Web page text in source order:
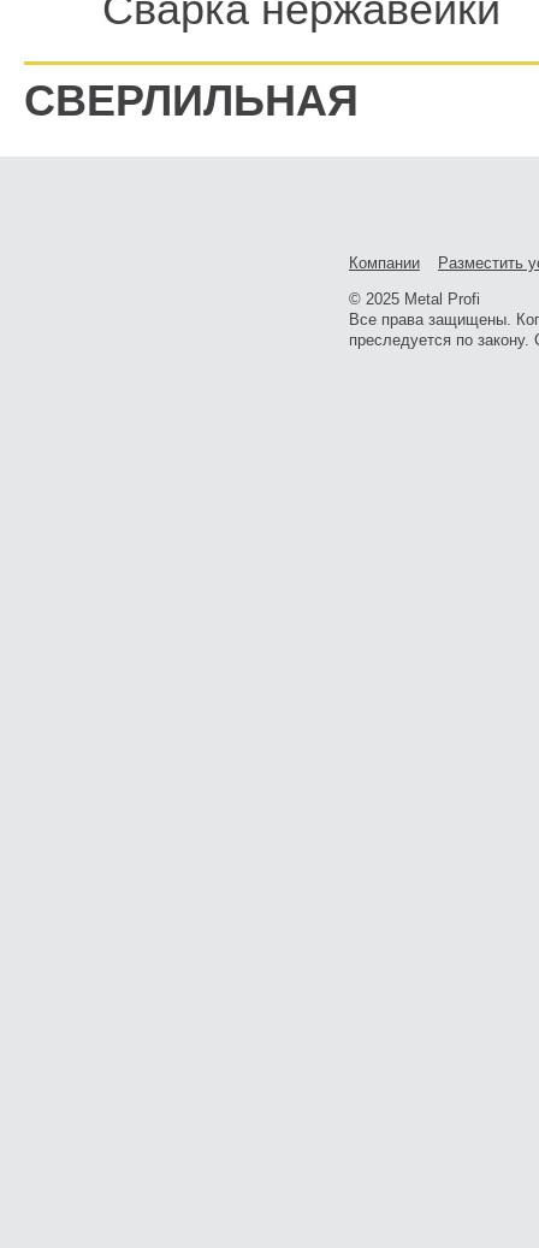
СВЕРЛИЛЬНАЯ
Компании
Разместить
© 2025 Metal Profi
Все права защищены.
преследуется по